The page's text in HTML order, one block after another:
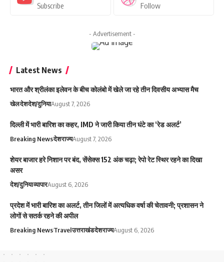
Subscribe Follow
- Advertisement -
Latest News
भारत और श्रीलंका इलेवन के बीच कोलंबो में खेले जा रहे तीन दिवसीय अभ्यास मैच
खेलदेशदेश/दुनियाAugust 7, 2026
दिल्ली में भारी बारिश का कहर, IMD ने जारी किया तीन घंटे का ‘रेड अलर्ट’
Breaking Newsदेशराज्यAugust 7, 2026
शेयर बाजार हरे निशान पर बंद, सेंसेक्स 152 अंक चढ़ा; रेपो रेट स्थिर रहने का दिखा
असर
देश/दुनियाव्यापारAugust 6, 2026
प्रदेश में भारी बारिश का अलर्ट, तीन जिलों में अत्यधिक वर्षा की चेतावनी; प्रशासन ने
लोगों से सतर्क रहने की अपील
Breaking NewsTravelउत्तराखंडदेशराज्यAugust 6, 2026